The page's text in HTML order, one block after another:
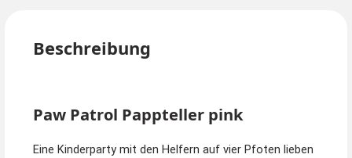
Beschreibung
Paw Patrol Pappteller pink
Eine Kinderparty mit den Helfern auf vier Pfoten lieben